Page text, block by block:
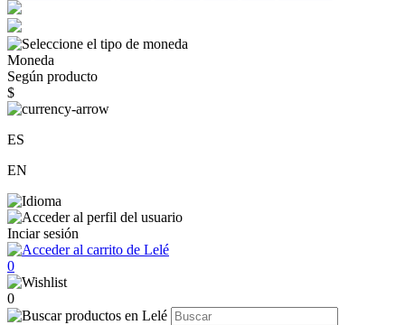
Moneda
Según producto
$
ES
EN
Inciar sesión
0
0